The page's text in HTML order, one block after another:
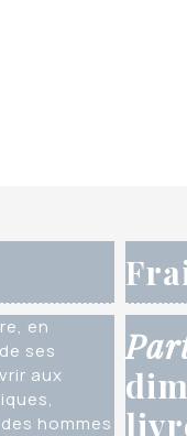
en
ses
aux
hommes